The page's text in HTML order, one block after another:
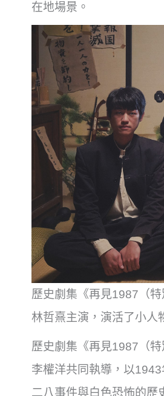
在地場景。
歷史劇集《再見1987（
林哲熹主演，演活了小
歷史劇集《再見1987（
李權洋共同執導，以
二八事件與白色恐怖的歷